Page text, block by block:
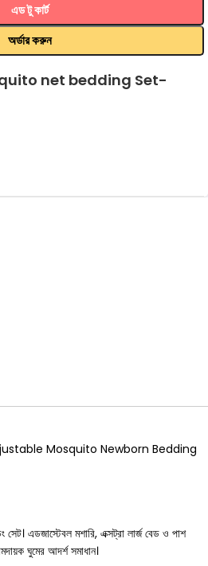
এড টু কার্ট
অর্ডার করুন
net bedding Set-
| Adjustable Mosquito Newborn Bedding
সেট। এডজাস্টেবল মশারি, এক্সট্রা লার্জ বেড ও পাশ
ঘুমের আদর্শ সমাধান।